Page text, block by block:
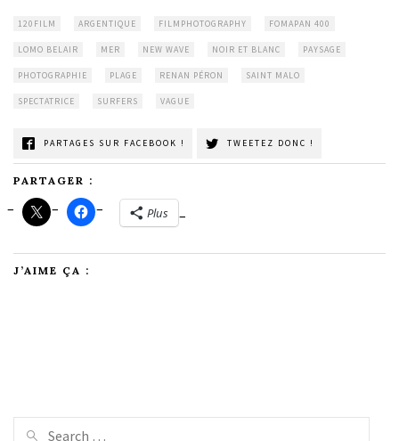
120FILM ARGENTIQUE FILMPHOTOGRAPHY FOMAPAN 400
LOMO BELAIR MER NEW WAVE NOIR ET BLANC PAYSAGE
PHOTOGRAPHIE PLAGE RENAN PÉRON SAINT MALO
SPECTATRICE SURFERS VAGUE
PARTAGES SUR FACEBOOK ! TWEETEZ DONC !
PARTAGER :
Plus
J’AIME ÇA :